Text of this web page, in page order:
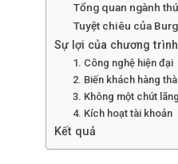
Tổng quan ngành
Tuyệt chiêu của
Sự lợi của chương
1. Công nghệ hiện đại
2. Biến khách hàng
3. Không một chút
4. Kích hoạt tài khoản
Kết quả